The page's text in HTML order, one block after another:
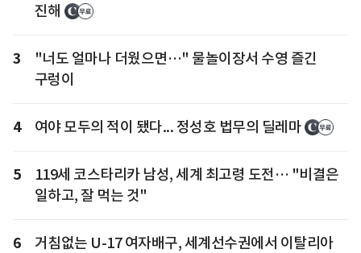
진해
3
"너도 얼마나 더웠으면…" 물놀이장서 수영 즐긴
구렁이
4 여야 모두의 적이 됐다... 정성호 법무의 딜레마
5
119세 코스타리카 남성, 세계 최고령 도전… "비결은
일하고, 잘 먹는 것"
6
거침없는 U-17 여자배구, 세계선수권에서 이탈리아